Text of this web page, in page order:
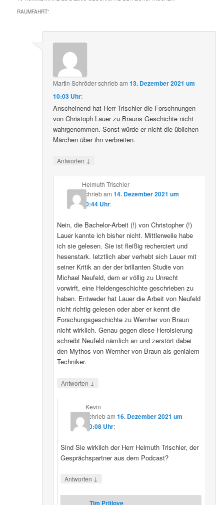
RAUMFAHRT“
Martin Schröderschriebam13. Dezember 2021 um
10:03 Uhr:
Anscheinend hat Herr Trischler die Forschnungen
von Christoph Lauer zu Brauns Geschichte nicht
wahrgenommen. Sonst würde er nicht die üblichen
Märchen über ihn verbreiten.
Antworten ↓
Helmuth Trischler
schriebam 14. Dezember 2021 um
20:44 Uhr:
Nein, die Bachelor-Arbeit (!) von Christopher (!)
Lauer kannte ich bisher nicht. Mittlerweile habe
ich sie gelesen. Sie ist fleißig recherciert und
hesenstark. letztlich aber verhebt sich Lauer mit
seiner Kritik an der der brillanten Studie von
Michael Neufeld, dem er völlig zu Unrecht
vorwirft, eine Heldengeschichte geschrieben zu
haben. Entweder hat Lauer die Arbeit von Neufeld
nicht richtig gelesen oder aber er kennt die
Forschungsgeschichte zu Wernher von Braun
nicht wirklich. Genau gegen diese Heroisierung
schreibt Neufeld nämlich an und zerstört dabei
den Mythos von Wernher von Braun als genialem
Techniker.
Antworten ↓
Kevin
schriebam16. Dezember 2021 um
20:08 Uhr:
Sind Sie wirklich der Herr Helmuth Trischler, der
Gesprächspartner aus dem Podcast?
Antworten ↓
Tim Pritlove